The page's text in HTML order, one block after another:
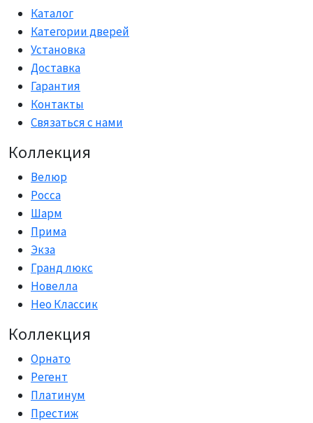
Каталог
Категории дверей
Установка
Доставка
Гарантия
Контакты
Связаться с нами
Коллекция
Велюр
Росса
Шарм
Прима
Экза
Гранд люкс
Новелла
Нео Классик
Коллекция
Орнато
Регент
Платинум
Престиж